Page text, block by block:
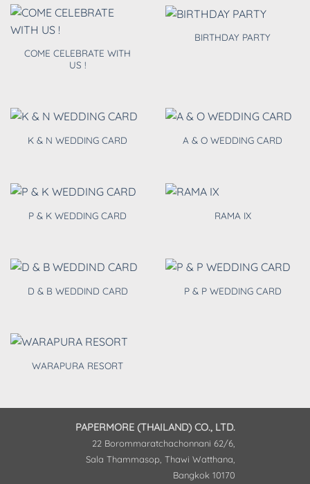
COME CELEBRATE WITH
US !
BIRTHDAY PARTY
K & N WEDDING CARD A & O WEDDING CARD
P & K WEDDING CARD RAMA IX
D & B WEDDIND CARD P & P WEDDING CARD
WARAPURA RESORT
PAPERMORE (THAILAND) CO., LTD.
22 Borommaratchachonnani 62/6,
Sala Thammasop, Thawi Watthana,
Bangkok 10170